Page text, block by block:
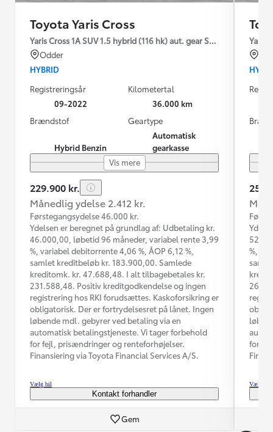
Toyota Yaris Cross
Yaris Cross 1A SUV 1.5 hybrid (116 hk) aut. gear Style
Odder
HYBRID
Registreringsår
09-2022
Kilometertal
36.000 km
Brændstof
Hybrid Benzin
Geartype
Automatisk
gearkasse
Vis mere
229.900 kr.
Månedlig ydelse 2.412 kr.
Førstegangsydelse 46.000 kr.
Ydelsen er beregnet på grundlag af: Udbetaling kr.
46.000,00, løbetid 96 måneder, variabel rente 3,99
%, variabel debitorrente 4,06 %, ÅOP 6,12 %,
samlet kreditbeløb kr. 183.900,00. Samlede
kreditomk. kr. 47.688,48. I alt tilbagebetales kr.
231.588,48. Positiv kreditgodkendelse og ingen
registrering hos RKI forudsættes. Kaskoforsikring er
obligatorisk. Der er fortrydelsesret på lånet. Ingen
løbende mdl. gebyrer ved betaling via en
automatisk betalingstjeneste. Vi tager forbehold
for fejl, prisændringer og renteforhøjelser.
Finansiering via Toyota Financial Services A/S.
Vælg bil
Kontakt forhandler
Gem
Yaris
%,
for
Vælg bil